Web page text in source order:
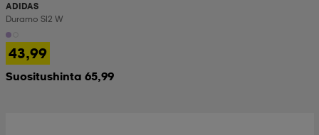
ADIDAS
Duramo Sl2 W
43,99
Suositushinta 65,99